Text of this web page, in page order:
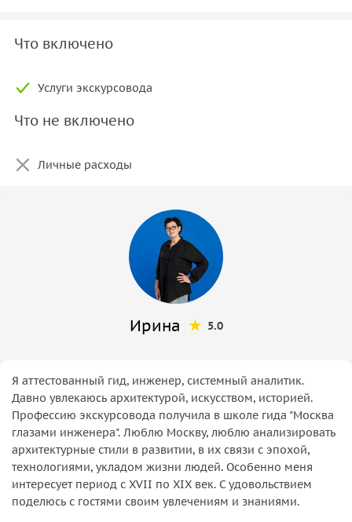
Что включено
Услуги экскурсовода
Что не включено
Личные расходы
Ирина 5.0
Я аттестованный гид, инженер, системный аналитик.
Давно увлекаюсь архитектурой, искусством, историей.
Профессию экскурсовода получила в школе гида "Москва
глазами инженера". Люблю Москву, люблю анализировать
архитектурные стили в развитии, в их связи с эпохой,
технологиями, укладом жизни людей. Особенно меня
интересует период с XVII по XIX век. С удовольствием
поделюсь с гостями своим увлечениям и знаниями.